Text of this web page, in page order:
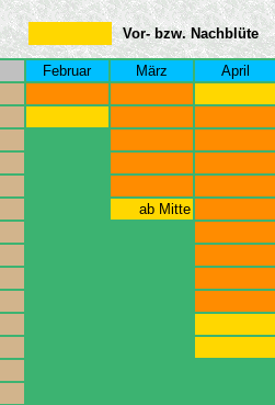
Vor- bzw. Nachblüte
Februar März
April
ab Mitte